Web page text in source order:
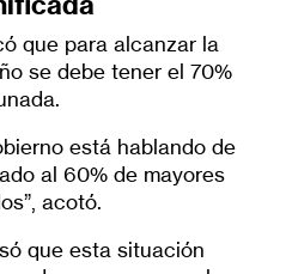
que para alcanzar la
se debe tener el 70%
está hablando de
al 60% de mayores
acotó.
que esta situación